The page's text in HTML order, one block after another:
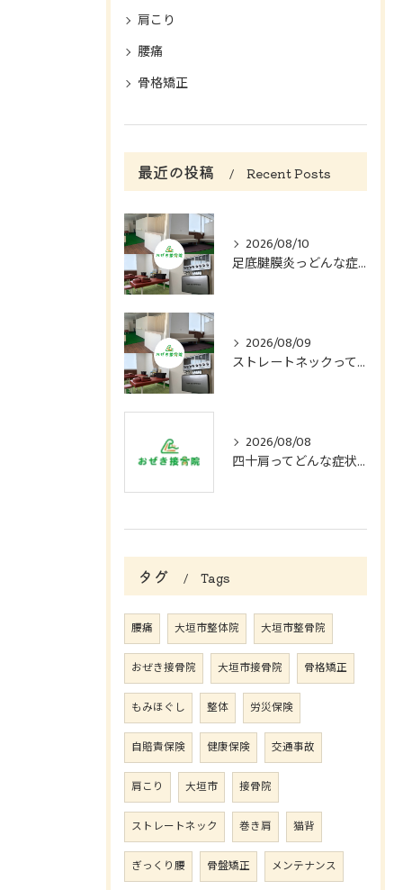
肩こり
腰痛
骨格矯正
最近の投稿 Recent Posts
2026/08/10
足底腱膜炎っどんな症状？
2026/08/09
ストレートネックってどんな症状？
2026/08/08
四十肩ってどんな症状？
タグ Tags
腰痛 大垣市整体院 大垣市整骨院
おぜき接骨院 大垣市接骨院 骨格矯正
もみほぐし 整体 労災保険
自賠責保険 健康保険 交通事故
肩こり 大垣市 接骨院
ストレートネック 巻き肩 猫背
ぎっくり腰 骨盤矯正 メンテナンス